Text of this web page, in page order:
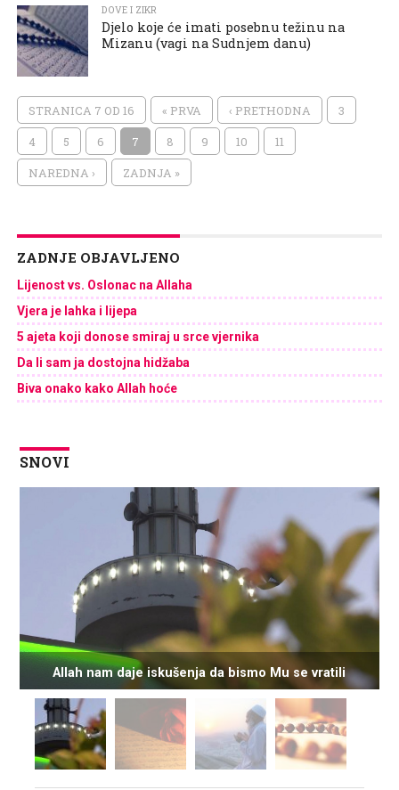
DOVE I ZIKR
Djelo koje će imati posebnu težinu na
Mizanu (vagi na Sudnjem danu)
STRANICA 7 OD 16 « PRVA ‹ PRETHODNA 3
4 5 6 7 8 9 10 11
NAREDNA › ZADNJA »
ZADNJE OBJAVLJENO
Lijenost vs. Oslonac na Allaha
Vjera je lahka i lijepa
5 ajeta koji donose smiraj u srce vjernika
Da li sam ja dostojna hidžaba
Biva onako kako Allah hoće
SNOVI
Allah nam daje iskušenja da bismo Mu se vratili